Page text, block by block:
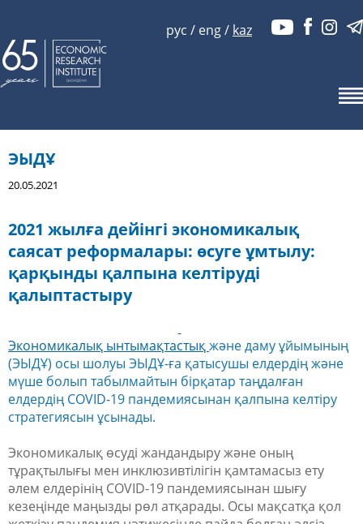
рус / eng/ kaz
ЭЫДҰ
20.05.2021
2021 жылға дейінгі экономикалық
саясат реформалары: өсуге ұмтылу:
қарқынды қалпына келтіруді
қалыптастыру
Экономикалық ынтымақтастықжәне даму ұйымының
(ЭЫДҰ) осы шолуы ЭЫДҰ-ға қатысушы елдердіңжәне
мүше болып табылмайтын бірқатар таңдалған
елдердің COVID-19 пандемиясынан қалпына келтіру
стратегиясын ұсынады.
Экономикалық өсуді жандандыру және оның
тұрақтылығы мен инклюзивтілігін қамтамасыз ету
әлем елдерінің COVID-19 пандемиясынан шығу
кезеңінде маңызды рөл атқарады. Осы мақсатқа қол